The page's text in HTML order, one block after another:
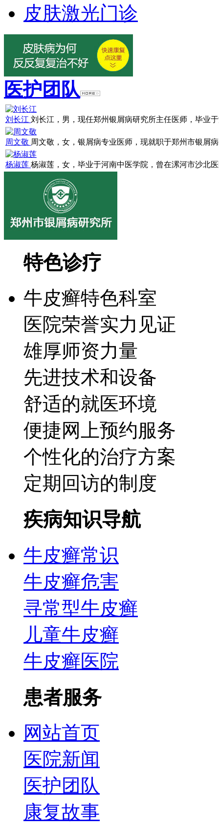
皮肤激光门诊
医护团队
刘长江 刘长江，男，现任郑州银屑病研究所主任医师，毕业
周文敬 周文敬，女，银屑病专业医师，现就职于郑州市银屑
杨淑莲 杨淑莲，女，毕业于河南中医学院，曾在漯河市沙北
特色诊疗
牛皮癣特色科室
医院荣誉实力见证
雄厚师资力量
先进技术和设备
舒适的就医环境
便捷网上预约服务
个性化的治疗方案
定期回访的制度
疾病知识导航
牛皮癣常识
牛皮癣危害
寻常型牛皮癣
儿童牛皮癣
牛皮癣医院
患者服务
网站首页
医院新闻
医护团队
康复故事